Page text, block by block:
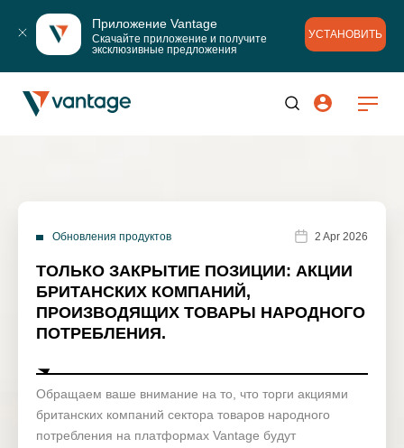
Приложение Vantage
Скачайте приложение и получите
эксклюзивные предложения
УСТАНОВИТЬ
Обновления продуктов 2 Apr 2026
ТОЛЬКО ЗАКРЫТИЕ ПОЗИЦИИ: АКЦИИ
БРИТАНСКИХ КОМПАНИЙ,
ПРОИЗВОДЯЩИХ ТОВАРЫ НАРОДНОГО
ПОТРЕБЛЕНИЯ.
Обращаем ваше внимание на то, что торги акциями
британских компаний сектора товаров народного
потребления на платформах Vantage будут